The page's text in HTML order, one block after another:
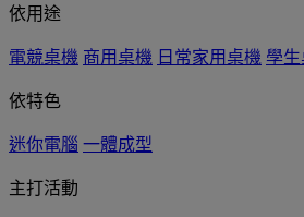
依用途
電競桌機 商用桌機 日常家用桌機 學
依特色
迷你電腦 一體成型
主打活動